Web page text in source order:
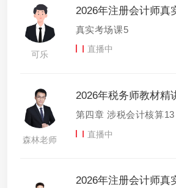
可乐
2026年注册会计师真
真实考场课5
直播中
森林老师
第四章 涉税会计核算13
直播中